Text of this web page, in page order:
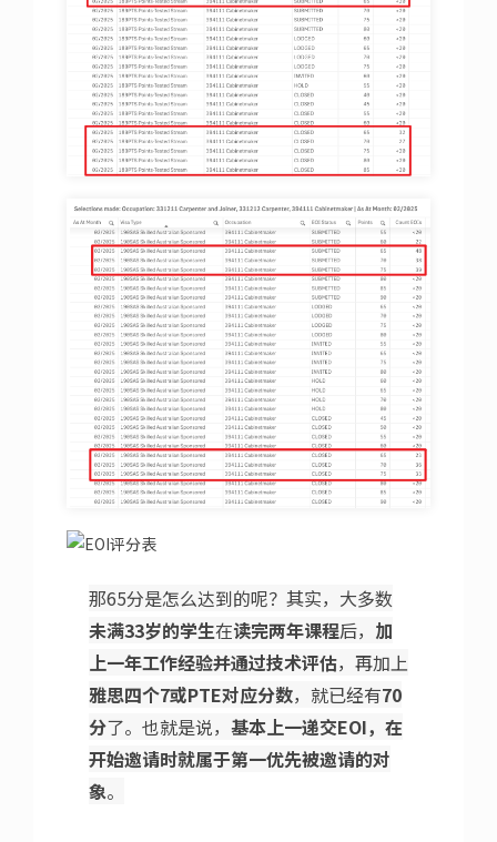
那65分是怎么达到的呢？其实，大多数
未满33岁的学生在读完两年课程后， 加
上一年工作经验并通过技术评估，再加上
雅思四个7或PTE对应分数，就已经有70
分了。也就是说， 基本上一递交EOI，在
开始邀请时就属于第一优先被邀请的对
象。